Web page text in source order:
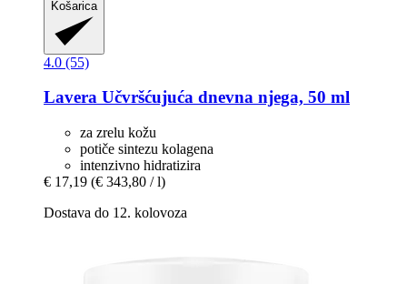
Košarica
4.0 (55)
Lavera Učvršćujuća dnevna njega, 50 ml
za zrelu kožu
potiče sintezu kolagena
intenzivno hidratizira
€ 17,19 (€ 343,80 / l)
Dostava do 12. kolovoza